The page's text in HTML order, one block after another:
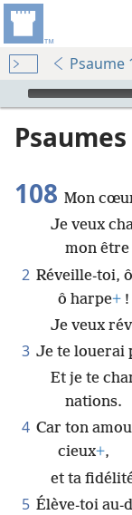
Psaume
Audio Player
Psaumes
108 Mon
Je veux
mon être
2 Réveille-toi,
ô harpe+ !
Je veux
3 Je te louerai
Et je te
nations.
4 Car ton
cieux+,
et ta
5 Élève-toi au-